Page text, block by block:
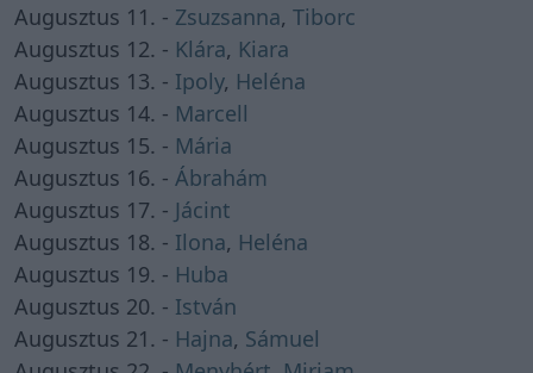
Augusztus 11. - Zsuzsanna, Tiborc
Augusztus 12. - Klára, Kiara
Augusztus 13. - Ipoly, Heléna
Augusztus 14. - Marcell
Augusztus 15. - Mária
Augusztus 16. - Ábrahám
Augusztus 17. - Jácint
Augusztus 18. - Ilona, Heléna
Augusztus 19. - Huba
Augusztus 20. - István
Augusztus 21. - Hajna, Sámuel